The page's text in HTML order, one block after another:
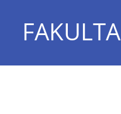
FAKULTA